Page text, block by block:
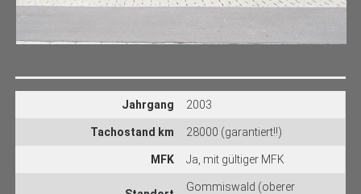
Jahrgang 2003
Tachostand km 28000 (garantiert!!)
MFK Ja, mit gültiger MFK
Gommiswald (oberer